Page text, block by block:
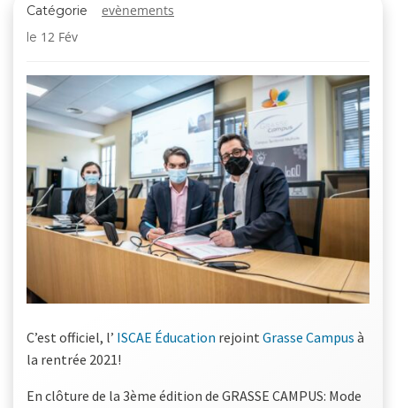
Catégorie evènements
le 12 Fév
C’est officiel, l’ ISCAE Éducation rejoint Grasse Campus à
la rentrée 2021!
En clôture de la 3ème édition de GRASSE CAMPUS: Mode